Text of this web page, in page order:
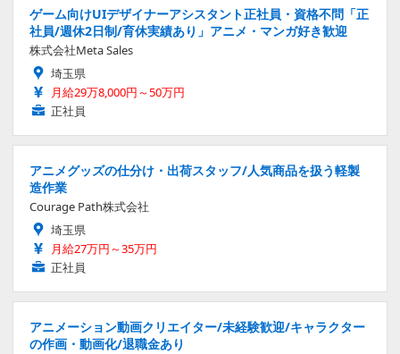
ゲーム向けUIデザイナーアシスタント正社員・資格不問「正
社員/週休2日制/育休実績あり」アニメ・マンガ好き歓迎
株式会社Meta Sales
埼玉県
月給29万8,000円～50万円
正社員
アニメグッズの仕分け・出荷スタッフ/人気商品を扱う軽製
造作業
Courage Path株式会社
埼玉県
月給27万円～35万円
正社員
アニメーション動画クリエイター/未経験歓迎/キャラクター
の作画・動画化/退職金あり